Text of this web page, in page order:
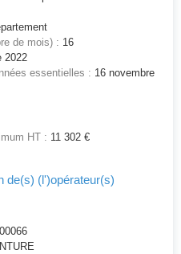
de mois) : 16
2022
essentielles : 16 novembre
HT : 11 302 €
de(s) (l')opérateur(s)